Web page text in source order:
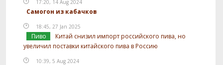
17:20, 14 Aug 2024
Самогон из кабачков
18:45, 27 Jan 2025
Пиво
Китай снизил импорт российского пива, но
увеличил поставки китайского пива в Россию
10:39, 5 Aug 2024